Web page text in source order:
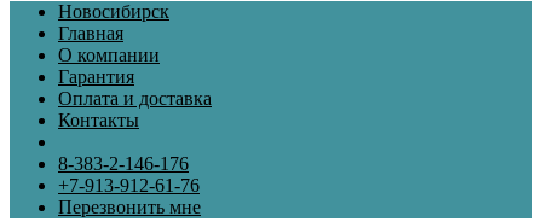
Новосибирск
Главная
О компании
Гарантия
Оплата и доставка
Контакты
8-383-2-146-176
+7-913-912-61-76
Перезвонить мне